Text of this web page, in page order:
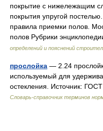
покрытие с нижележащим
покрытия упругой
правила приемки полов.
полов Рубрики
определений и пояснений
прослойка — 2.24
используемый для
остекления. Источник:
Словарь-справочник терминов